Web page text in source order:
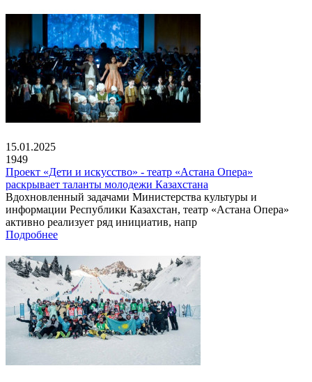
15.01.2025
1949
Проект «Дети и искусство» - театр «Астана Опера»
раскрывает таланты молодежи Казахстана
Вдохновленный задачами Министерства культуры и
информации Республики Казахстан, театр «Астана Опера»
активно реализует ряд инициатив, напр
Подробнее